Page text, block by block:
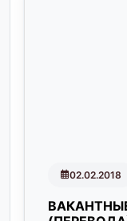
02.02.2018